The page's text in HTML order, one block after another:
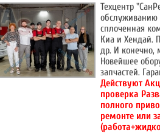
Техцентр
обслуживанию
сплоченная
Киа и Хендай.
др. И конечно,
Новейшее
запчастей.
Действуют
проверка
полного
ремонте или